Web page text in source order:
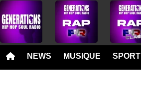
NEWS MUSIQUE SPORT